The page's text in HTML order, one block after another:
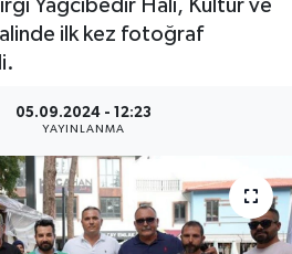
Yağcıbedir Halı, Kültür ve
ilk kez fotoğraf
05.09.2024 - 12:23
YAYINLANMA